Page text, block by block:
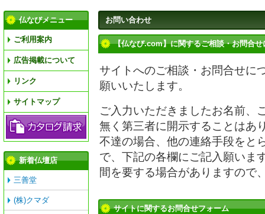
お問い合わせ
【仏なび.com】に関するご相談・お問合せ
サイトへのご相談・お問合せに
願いいたします。
ご入力いただきましたお名前、
無く第三者に開示することはあ
不達の場合、他の連絡手段をと
で、下記の各欄にご記入願いま
間を要する場合がありますので
サイトに関するお問合せフォーム
仏なびメニュー
ご利用案内
広告掲載について
リンク
サイトマップ
新着仏壇店
三善堂
(株)クマダ